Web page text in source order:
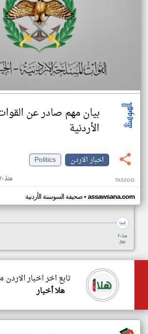
بيان مهم صادر عن
الأردنية
اخبار الاردن
Politics
منذ ٢٠ يوم TA52OG
صحيفة السوسنة الأردنية• assawsana.com
منذ ٢٠
يوم
تابع اخر اخبار الاردن
هلا أخبار